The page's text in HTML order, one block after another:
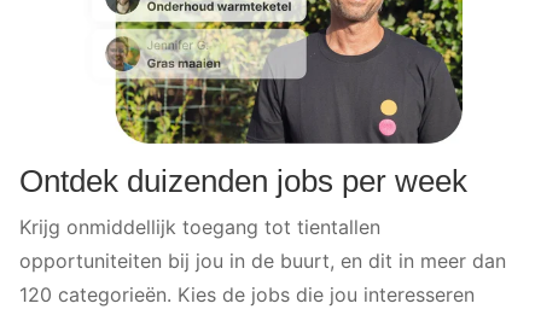
Ontdek duizenden jobs per week
Krijg onmiddellijk toegang tot tientallen
opportuniteiten bij jou in de buurt, en dit in meer dan
120 categorieën. Kies de jobs die jou interesseren